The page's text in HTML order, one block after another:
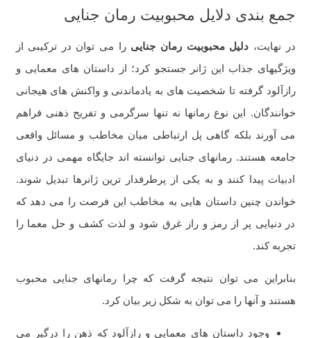
جمع بندی دلایل محبوبیت رمان جنایی
در نهایت، دلیل محبوبیت رمان جنایی را می توان در ترکیبی از
ویژگیهای جذاب این ژانر جستجو کرد؛ از داستان های معمایی و
رازآلود گرفته تا شخصیت های به یادماندنی و واکنش های هیجانی
خوانندگان. این نوع رمانها نه تنها سرگرمی و تفریح ذهنی فراهم
می آورند بلکه گاهی پل ارتباطی میان مخاطب و مسائل واقعی
جامعه هستند. رمانهای جنایی توانسته اند جایگاه مهمی در دنیای
ادبیات پیدا کنند و به یکی از پرطرفدار ترین ژانرها تبدیل شوند.
خواندن چنین داستان هایی به مخاطب این فرصت را می‌ دهد که
در دنیایی پر از رمز و راز غرق شود و لذت کشف و حل معما را
تجربه کند.
بنابراین می توان نتیجه گرفت که چرا رمانهای جنایی محبوب
هستند و آنها را می توان به شکل زیر بیان کرد.
وجود داستان‌ های معمایی و رازآلود که ذهن را درگیر می‌